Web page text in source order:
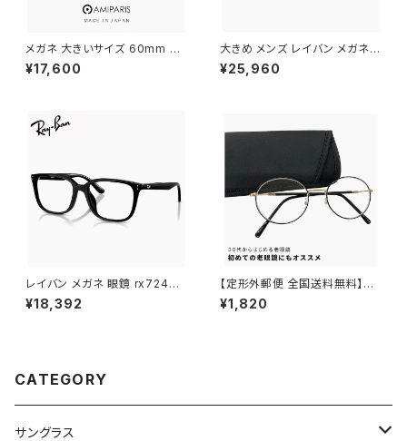
メガネ 大きいサイズ 60mm NT
-6002 12 日本製 AMIPARIS
メンズ 眼鏡 XLサイズ ビッグ フ
スクエア型 銀縁 シルバー
¥17,600
大きめ メンズ レイバン メガネ
眼鏡 rx7551 3221 56mm RB
7551 Ray-Ban メガネフレーム
¥25,960
レイバン メガネ 眼鏡 rx7248d
2000 55mm Ray-Ban 眼鏡
メンズ レディース ユニセックス
¥18,392
【定形外郵便 全国送料無料】老
眼鏡 rd9099 おしゃれ レディ
ース メンズ ユニセックス モデル
0
¥1,820
CATEGORY
サングラス